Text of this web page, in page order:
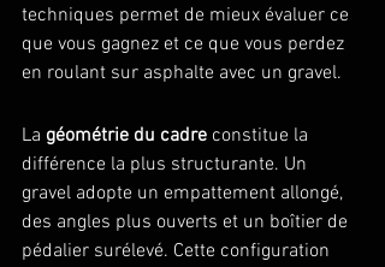
techniques permet de mieux évaluer ce
que vous gagnez et ce que vous perdez
en roulant sur asphalte avec un gravel.
La géométrie du cadre constitue la
différence la plus structurante. Un
gravel adopte un empattement allongé,
des angles plus ouverts et un boîtier de
pédalier surélevé. Cette configuration